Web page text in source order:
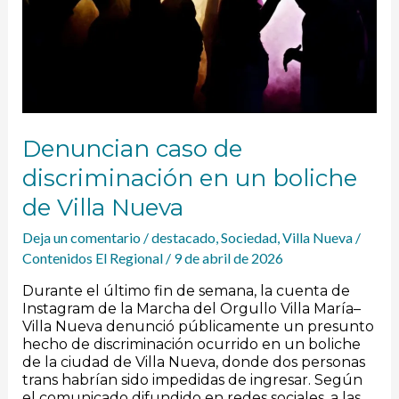
Denuncian caso de
discriminación en un boliche
de Villa Nueva
Deja un comentario /destacado,Sociedad,Villa Nueva/
Contenidos El Regional / 9 de abril de 2026
Durante el último fin de semana, la cuenta de
Instagram de la Marcha del Orgullo Villa María–
Villa Nueva denunció públicamente un presunto
hecho de discriminación ocurrido en un boliche
de la ciudad de Villa Nueva, donde dos personas
trans habrían sido impedidas de ingresar. Según
de